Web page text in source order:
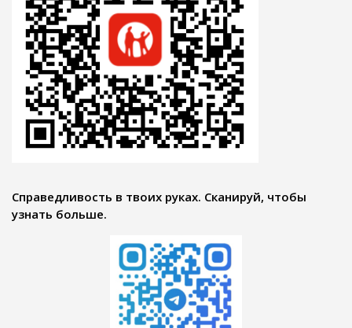
Справедливость в твоих руках. Сканируй, чтобы
узнать больше.